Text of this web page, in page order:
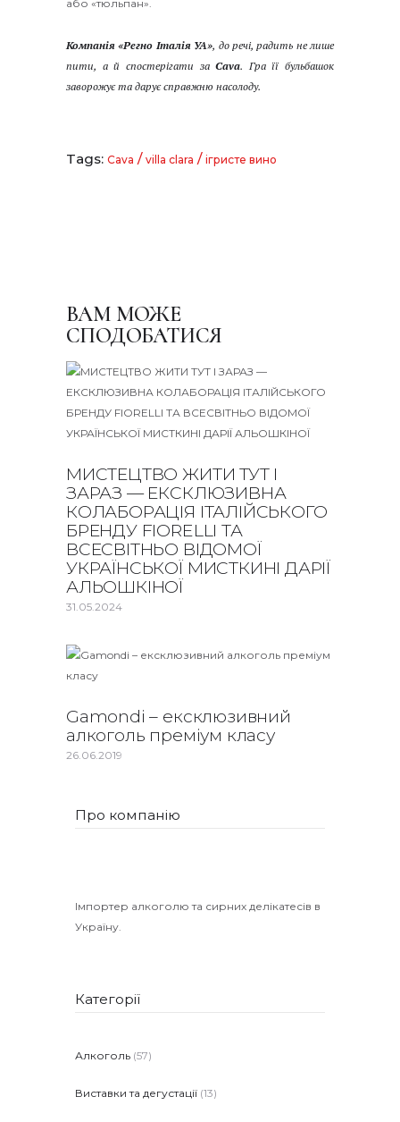
або «тюльпан».
Компанія «Регно Італія УА», до речі, радить не лише
пити, а й спостерігати заCava. Гра її бульбашок
заворожує та дарує справжню насолоду.
Tags: Cava / villa clara / ігристе вино
ВАМ МОЖЕ
СПОДОБАТИСЯ
МИСТЕЦТВО ЖИТИ ТУТ І
ЗАРАЗ — ЕКСКЛЮЗИВНА
КОЛАБОРАЦІЯ ІТАЛІЙСЬКОГО
БРЕНДУ FIORELLI ТА
ВСЕСВІТНЬО ВІДОМОЇ
УКРАЇНСЬКОЇ МИСТКИНІ ДАРІЇ
АЛЬОШКІНОЇ
31.05.2024
Gamondi – ексклюзивний
алкоголь преміум класу
26.06.2019
Про компанію
Імпортер алкоголю та сирних делікатесів в
Україну.
Категорії
Алкоголь (57)
Виставки та дегустації (13)